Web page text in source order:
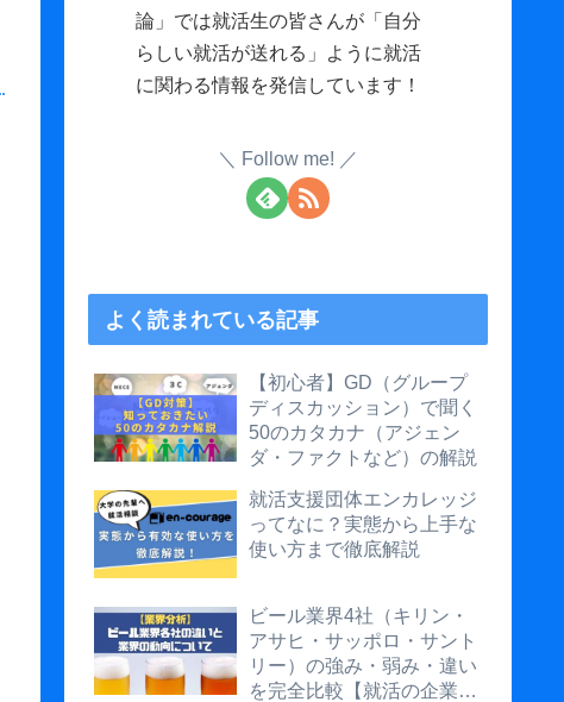
論」では就活生の皆さんが「自分
らしい就活が送れる」ように就活
に関わる情報を発信しています！
Follow me!
よく読まれている記事
【初心者】GD（グループ
ディスカッション）で聞く
50のカタカナ（アジェン
ダ・ファクトなど）の解説
就活支援団体エンカレッジ
ってなに？実態から上手な
使い方まで徹底解説
ビール業界4社（キリン・
アサヒ・サッポロ・サント
リー）の強み・弱み・違い
を完全比較【就活の企業研